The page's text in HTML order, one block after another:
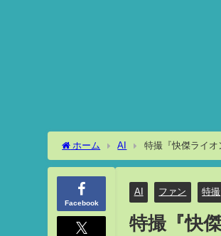
ホーム AI 特撮『快傑ライ
Facebook
AI ファン 特撮
特撮『快